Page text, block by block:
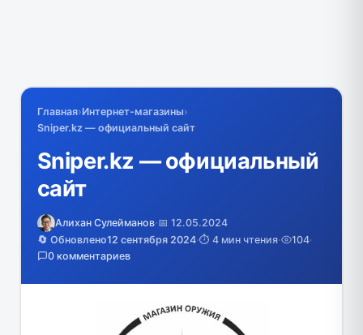
Главная›Интернет-магазины›
Sniper.kz — официальный сайт
Sniper.kz — официальный
сайт
Алихан Сулейманов·📅 12.05.2024
🔄 Обновлено12 сентября 2024·⏱️ 4 мин чтения· 104·
0 комментариев